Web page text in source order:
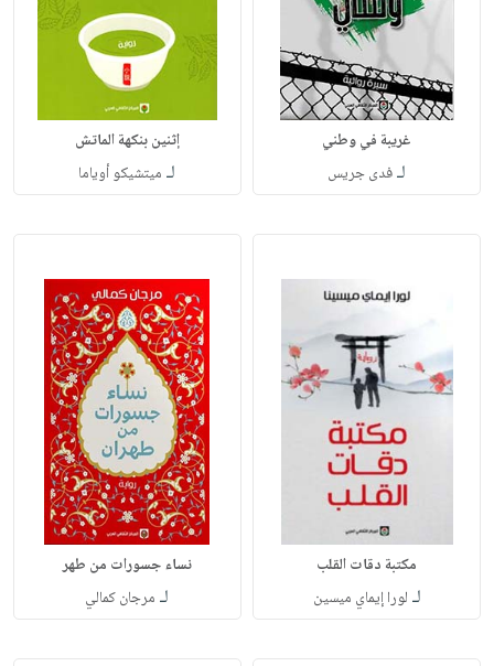
غريبة في وطني
لـفدى جريس
إثنين بنكهة الماتش
لـ ميتشيكو أوياما
مكتبة دقات القلب
لـ لورا إيماي ميسين
نساء جسورات من طهر
لـ مرجان كمالي